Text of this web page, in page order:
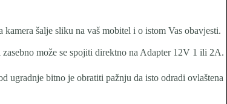
šalje sliku na vaš mobitel i o istom Vas obavjesti.
može se spojiti direktno na Adapter 12V 1 ili 2A.
ugradnje bitno je obratiti pažnju da isto odradi ovlaštena